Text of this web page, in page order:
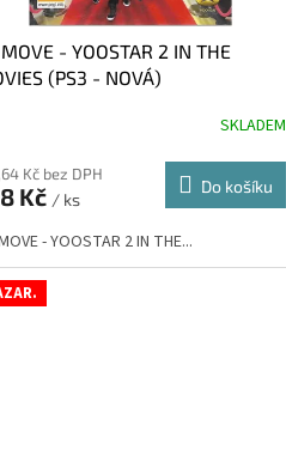
- YOOSTAR 2 IN THE
(PS3 - NOVÁ)
SKLADEM
Kč bez DPH
Kč / ks
Do košíku
- YOOSTAR 2 IN THE...